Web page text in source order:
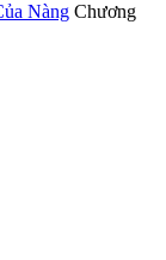
Nàng Chương